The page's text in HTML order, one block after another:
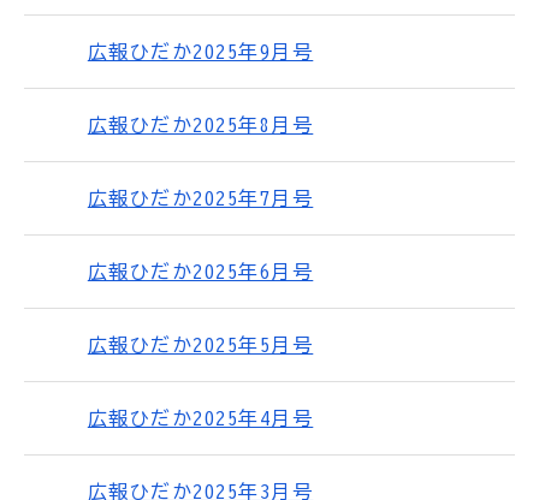
広報ひだか2025年9月号
広報ひだか2025年8月号
広報ひだか2025年7月号
広報ひだか2025年6月号
広報ひだか2025年5月号
広報ひだか2025年4月号
広報ひだか2025年3月号